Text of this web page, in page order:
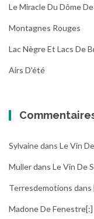
Le Miracle Du Dôme
Montagnes Rouges
Lac Nègre Et Lacs De
Airs D’été
Sylvainedans Le Vin
Mullerdans Le Vin De
Terresdemotions dans
Madone De Fenestre[:]